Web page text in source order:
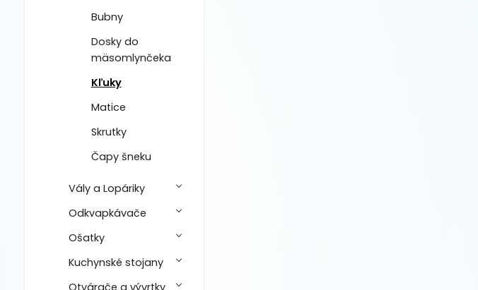
Bubny
Dosky do
mäsomlynčeka
Kľuky
Matice
Skrutky
Čapy šneku
Vály a Lopáriky
Odkvapkávače
Ošatky
Kuchynské stojany
Otvárače a vývrtky